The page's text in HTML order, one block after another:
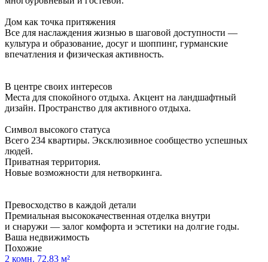
Дом как точка притяжения
Все для наслаждения жизнью в шаговой доступности —
культура и образование, досуг и шоппинг, гурманские
впечатления и физическая активность.
В центре своих интересов
Места для спокойного отдыха. Акцент на ландшафтный
дизайн. Пространство для активного отдыха.
Символ высокого статуса
Всего 234 квартиры. Эксклюзивное сообщество успешных
людей.
Приватная территория.
Новые возможности для нетворкинга.
Превосходство в каждой детали
Премиальная высококачественная отделка внутри
и снаружи — залог комфорта и эстетики на долгие годы.
Ваша недвижимость
Похожие
2 комн. 72.83 м²